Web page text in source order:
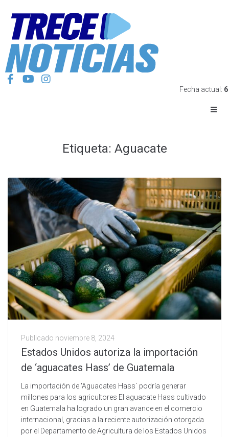
Fecha actual:
Etiqueta: Aguacate
Publicado noviembre 8, 2024
Estados Unidos autoriza la importación
de ‘aguacates Hass’ de Guatemala
La importación de 'Aguacates Hass´ podría generar
millones para los agricultores El aguacate Hass cultivado
en Guatemala ha logrado un gran avance en el comercio
internacional, gracias a la reciente autorización otorgada
por el Departamento de Agricultura de los Estados Unidos